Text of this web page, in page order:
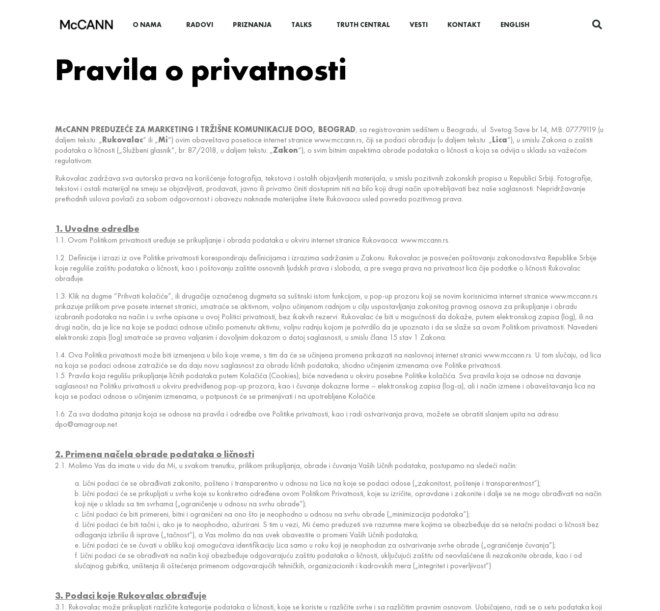
O NAMA RADOVI PRIZNANJA TALKS TRUTH CENTRAL VESTI KONTAKT ENGLISH
Pravila o privatnosti
McCANN PREDUZEĆE ZA MARKETING I TRŽIŠNE KOMUNIKACIJE DOO, BEOGRAD, sa registrovanim sedištem u Beogradu, ul. Svetog Save br.14, MB: 07779119 (u
daljem tekstu: „Rukovalac“ ili „Mi“) ovim obaveštava posetioce internet stranice www.mccann.rs, čiji se podaci obrađuju (u daljem tekstu: „Lica“), u smislu Zakona o zaštiti
podataka o ličnosti („Službeni glasnik“, br. 87/2018, u daljem tekstu: „Zakon“), o svim bitnim aspektima obrade podataka o ličnosti a koja se odvija u skladu sa važećom
regulativom.
Rukovalac zadržava sva autorska prava na korišćenje fotografija, tekstova i ostalih objavljenih materijala, u smislu pozitivnih zakonskih propisa u Republici Srbiji. Fotografije,
tekstovi i ostali materijal ne smeju se objavljivati, prodavati, javno ili privatno činiti dostupnim niti na bilo koji drugi način upotrebljavati bez naše saglasnosti. Nepridržavanje
prethodnih uslova povlači za sobom odgovornost i obavezu naknade materijalne štete Rukovaocu usled povreda pozitivnog prava.
1. Uvodne odredbe
1.1. Ovom Politikom privatnosti uređuje se prikupljanje i obrada podataka u okviru internet stranice Rukovaoca: www.mccann.rs.
1.2. Definicije i izrazi iz ove Politike privatnosti korespondiraju definicijama i izrazima sadržanim u Zakonu. Rukovalac je posvećen poštovanju zakonodavstva Republike Srbije
koje reguliše zaštitu podataka o ličnosti, kao i poštovanju zaštite osnovnih ljudskih prava i sloboda, a pre svega prava na privatnost lica čije podatke o ličnosti Rukovalac
obrađuje.
1.3. Klik na dugme “Prihvati kolačiće”, ili drugačije označenog dugmeta sa suštinski istom funkcijom, u pop-up prozoru koji se novim korisnicima internet stranice www.mccann.rs
prikazuje prilikom prve posete internet stranici, smatraće se aktivnom, voljno učinjenom radnjom u cilju uspostavljanja zakonitog pravnog osnova za prikupljanje i obradu
izabranih podataka na način i u svrhe opisane u ovoj Politici privatnosti, bez ikakvih rezervi. Rukovalac će biti u mogućnosti da dokaže, putem elektronskog zapisa (log), ili na
drugi način, da je lice na koje se podaci odnose učinilo pomenutu aktivnu, voljnu radnju kojom je potvrdilo da je upoznato i da se slaže sa ovom Politikom privatnosti. Navedeni
elektronski zapis (log) smatraće se pravno valjanim i dovoljnim dokazom o datoj saglasnosti, u smislu člana 15 stav 1 Zakona.
1.4. Ova Politika privatnosti može biti izmenjena u bilo koje vreme, s tim da će se učinjena promena prikazati na naslovnoj internet stranici www.mccann.rs. U tom slučaju, od lica
na koja se podaci odnose zatražiće se da daju novu saglasnost za obradu ličnih podataka, shodno učinjenim izmenama ove Politike privatnosti.
1.5. Pravila koja regulišu prikupljanje ličnih podataka putem Kolačića (Cookies), biće navedena u okviru posebne Politike kolačića. Sva pravila koja se odnose na davanje
saglasnost na Politiku privatnosti u okviru predviđenog pop-up prozora, kao i čuvanje dokazne forme – elektronskog zapisa (log-a), ali i način izmene i obaveštavanja lica na
koja se podaci odnose o učinjenim izmenama, u potpunosti će se primenjivati i na upotrebljene Kolačiće.
1.6. Za sva dodatna pitanja koja se odnose na pravila i odredbe ove Politike privatnosti, kao i radi ostvarivanja prava, možete se obratiti slanjem upita na adresu:
dpo@amagroup.net.
2. Primena načela obrade podataka o ličnosti
2.1. Molimo Vas da imate u vidu da Mi, u svakom trenutku, prilikom prikupljanja, obrade i čuvanja Vaših Ličnih podataka, postupamo na sledeći način:
a. Lični podaci će se obrađivati zakonito, pošteno i transparentno u odnosu na Lice na koje se podaci odose („zakonitost, poštenje i transparentnost”);
b. Lični podaci će se prikupljati u svrhe koje su konkretno određene ovom Politikom Privatnosti, koje su izričite, opravdane i zakonite i dalje se ne mogu obrađivati na način
koji nije u skladu sa tim svrhama („ograničenje u odnosu na svrhu obrade”);
c. Lični podaci će biti primereni, bitni i ograničeni na ono što je neophodno u odnosu na svrhu obrade („minimizacija podataka”);
d. Lični podaci će biti tačni i, ako je to neophodno, ažurirani. S tim u vezi, Mi ćemo preduzeti sve razumne mere kojima se obezbeđuje da se netačni podaci o ličnosti bez
odlaganja izbrišu ili isprave („tačnost”), a Vas molimo da nas uvek obavestite o promeni Vaših Ličnih podataka;
e. Lični podaci će se čuvati u obliku koji omogućava identifikaciju Lica samo u roku koji je neophodan za ostvarivanje svrhe obrade („ograničenje čuvanja”);
f. Lični podaci će se obrađivati na način koji obezbeđuje odgovarajuću zaštitu podataka o ličnosti, uključujući zaštitu od neovlašćene ili nezakonite obrade, kao i od
slučajnog gubitka, uništenja ili oštećenja primenom odgovarajućih tehničkih, organizacionih i kadrovskih mera („integritet i poverljivost”).
3. Podaci koje Rukovalac obrađuje
3.1. Rukovalac može prikupljati različite kategorije podataka o ličnosti, koje se koriste u različite svrhe i sa različitim pravnim osnovom. Uobičajeno, radi se o setu podataka koji